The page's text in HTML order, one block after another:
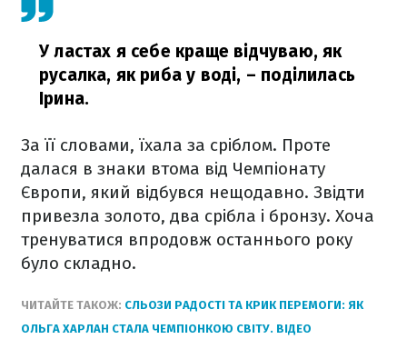
У ластах я себе краще відчуваю, як
русалка, як риба у воді, – поділилась
Ірина.
За її словами, їхала за сріблом. Проте
далася в знаки втома від Чемпіонату
Європи, який відбувся нещодавно. Звідти
привезла золото, два срібла і бронзу. Хоча
тренуватися впродовж останнього року
було складно.
ЧИТАЙТЕ ТАКОЖ: СЛЬОЗИ РАДОСТІ ТА КРИК ПЕРЕМОГИ: ЯК
ОЛЬГА ХАРЛАН СТАЛА ЧЕМПІОНКОЮ СВІТУ. ВІДЕО